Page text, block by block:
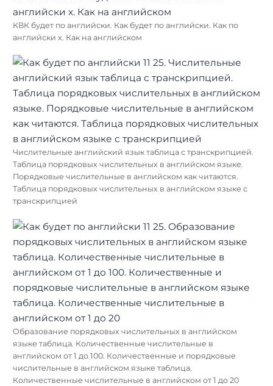
КВК будет по английски. Как будет по английски. Как по
английски х. Как на английском
Числительные английский язык таблица с транскрипцией.
Таблица порядковых числительных в английском языке.
Порядковые числительные в английском как читаются.
Таблица порядковых числительных в английском языке с
транскрипцией
Образование порядковых числительных в английском
языке таблица. Количественные числительные в
английском от 1 до 100. Количественные и порядковые
числительные в английском языке таблица.
Количественные числительные в английском от 1 до 20